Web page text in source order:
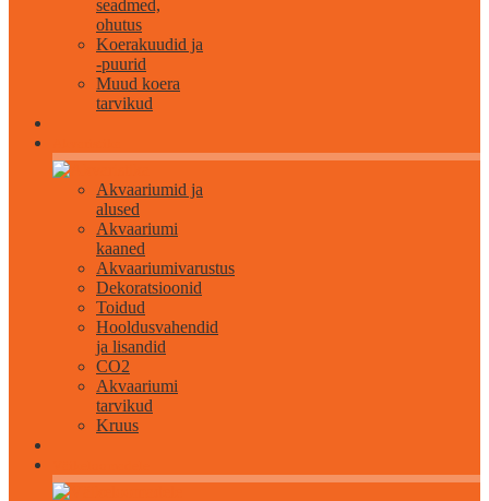
seadmed,
ohutus
Koerakuudid ja
-puurid
Muud koera
tarvikud
Akvaariumid ja
alused
Akvaariumi
kaaned
Akvaariumivarustus
Dekoratsioonid
Toidud
Hooldusvahendid
ja lisandid
CO2
Akvaariumi
tarvikud
Kruus